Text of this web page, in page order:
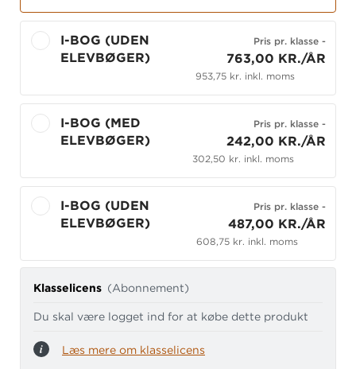
I-BOG (UDEN
ELEVBØGER)
Pris pr. klasse-
763,00 KR./ÅR
953,75 kr. inkl. moms
I-BOG (MED
ELEVBØGER)
Pris pr. klasse-
242,00 KR./ÅR
302,50 kr. inkl. moms
I-BOG (UDEN
ELEVBØGER)
Pris pr. klasse-
487,00 KR./ÅR
608,75 kr. inkl. moms
Klasselicens (Abonnement)
Du skal være logget ind for at købe dette produkt
Læs mere om klasselicens